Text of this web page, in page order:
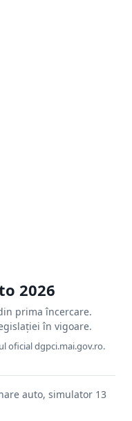
2026
prima încercare.
în vigoare.
oficial dgpci.mai.gov.ro.
auto, simulator 13